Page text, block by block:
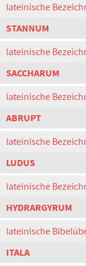
lateinische
STANNUM
lateinische
SACCHARUM
lateinische
ABRUPT
lateinische
LUDUS
lateinische
HYDRARGYRUM
lateinische
ITALA